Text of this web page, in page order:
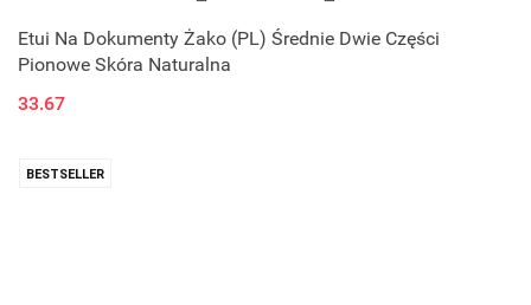
Etui Na Dokumenty Żako (PL) Średnie Dwie Części
Pionowe Skóra Naturalna
33.67
BESTSELLER